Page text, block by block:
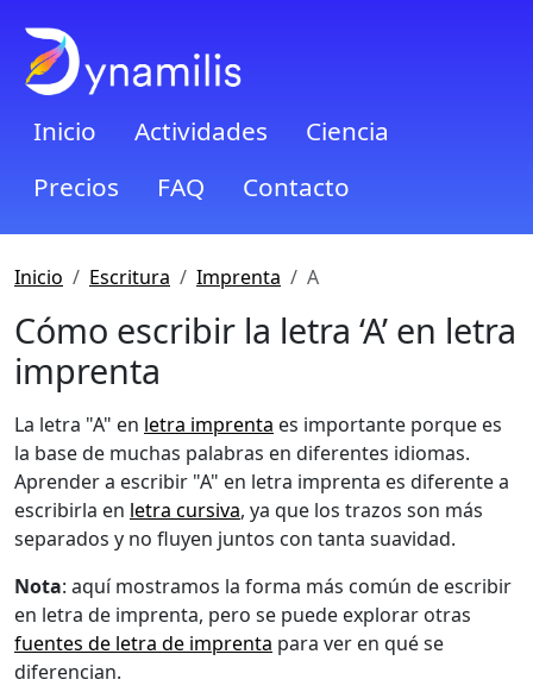
Inicio Actividades
Ciencia
Precios
FAQ Contacto
Inicio Escritura Imprenta A
Cómo escribir la letra ‘A’ en letra
imprenta
La letra "A" en letra imprenta es importante porque es
la base de muchas palabras en diferentes idiomas.
Aprender a escribir "A" en letra imprenta es diferente a
escribirla en letra cursiva, ya que los trazos son más
separados y no fluyen juntos con tanta suavidad.
Nota: aquí mostramos la forma más común de escribir
en letra de imprenta, pero se puede explorar otras
fuentes de letra de imprenta para ver en qué se
diferencian.